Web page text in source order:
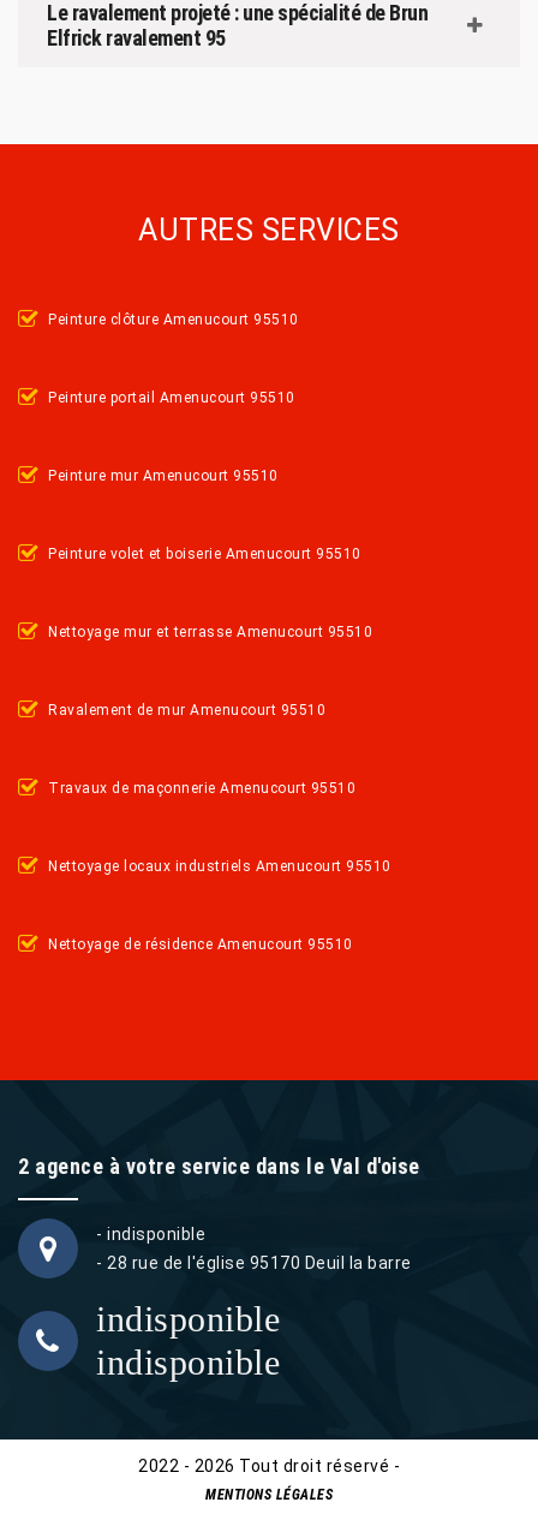
Le ravalement projeté : une spécialité de Brun
Elfrick ravalement 95
AUTRES SERVICES
Peinture clôture Amenucourt 95510
Peinture portail Amenucourt 95510
Peinture mur Amenucourt 95510
Peinture volet et boiserie Amenucourt 95510
Nettoyage mur et terrasse Amenucourt 95510
Ravalement de mur Amenucourt 95510
Travaux de maçonnerie Amenucourt 95510
Nettoyage locaux industriels Amenucourt 95510
Nettoyage de résidence Amenucourt 95510
2 agence à votre service dans le Val d'oise
- indisponible
- 28 rue de l'église 95170 Deuil la barre
indisponible
indisponible
2022 - 2026 Tout droit réservé -
MENTIONS LÉGALES